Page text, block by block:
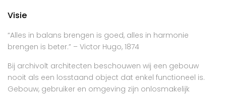
Visie
“Alles in balans brengen is goed, alles in harmonie
brengen is beter.” – Victor Hugo, 1874
Bij archivolt architecten beschouwen wij een gebouw
nooit als een losstaand object dat enkel functioneel is.
Gebouw, gebruiker en omgeving zijn onlosmakelijk